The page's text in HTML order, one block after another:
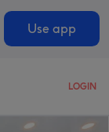
Use app
LOGIN